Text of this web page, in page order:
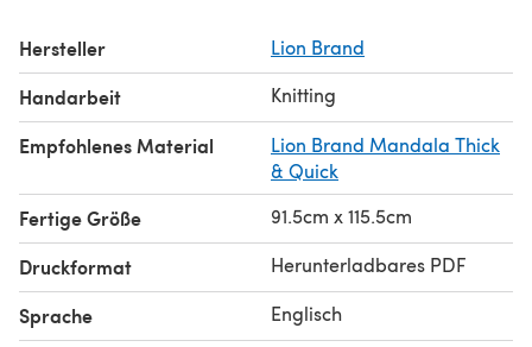
Hersteller Lion Brand
Handarbeit Knitting
Empfohlenes Material
Lion Brand Mandala Thick
& Quick
Fertige Größe 91.5cm x 115.5cm
Druckformat Herunterladbares PDF
Sprache Englisch